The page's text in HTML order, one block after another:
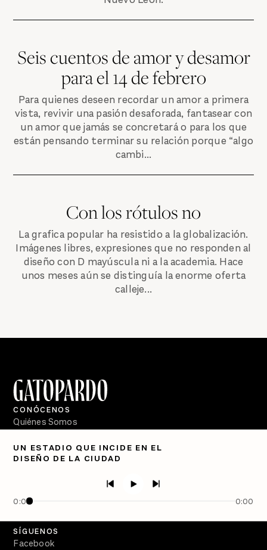
Seis cuentos de amor y desamor
para el 14 de febrero
Para quienes deseen recordar un amor a primera
vista, revivir una pasión desaforada, fantasear con
un amor que jamás se concretará o para los que
están pensando terminar su relación porque “algo
cambi...
Con los rótulos no
La grafica popular ha resistido a la globalización.
Imágenes libres, expresiones que no responden al
diseño con D mayúscula ni a la academia. Hace
unos meses aún se distinguía la enorme oferta
calleje...
UN ESTADIO QUE INCIDE EN EL
DISEÑO DE LA CIUDAD
0:00 0:00
CONÓCENOS
Quiénes Somos
PÓDCASTS
Crecer en Distopía
SÍGUENOS
Facebook